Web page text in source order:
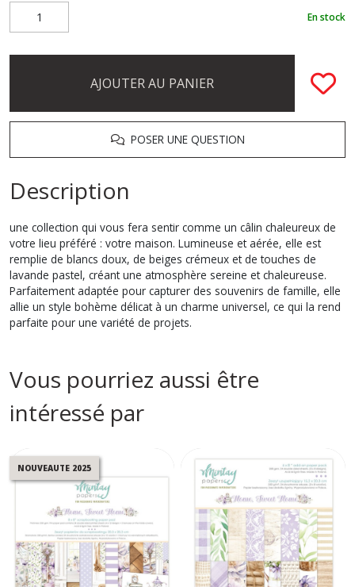
En stock
AJOUTER AU PANIER
POSER UNE QUESTION
Description
une collection qui vous fera sentir comme un câlin chaleureux de
votre lieu préféré : votre maison. Lumineuse et aérée, elle est
remplie de blancs doux, de beiges crémeux et de touches de
lavande pastel, créant une atmosphère sereine et chaleureuse.
Parfaitement adaptée pour capturer des souvenirs de famille, elle
allie un style bohème délicat à un charme universel, ce qui la rend
parfaite pour une variété de projets.
Vous pourriez aussi être
intéressé par
NOUVEAUTE 2025